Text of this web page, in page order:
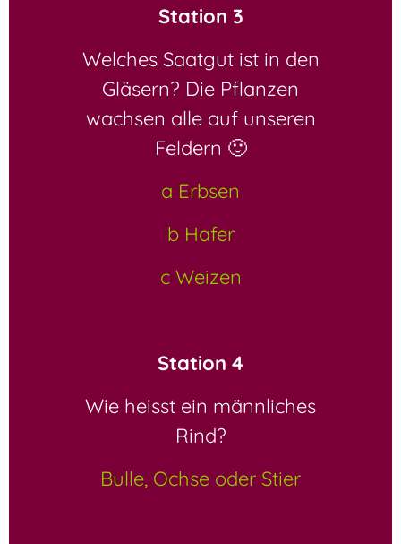
Station 3
Welches Saatgut ist in den
Gläsern? Die Pflanzen
wachsen alle auf unseren
Feldern 🙂
a Erbsen
b Hafer
c Weizen
Station 4
Wie heisst ein männliches
Rind?
Bulle, Ochse oder Stier